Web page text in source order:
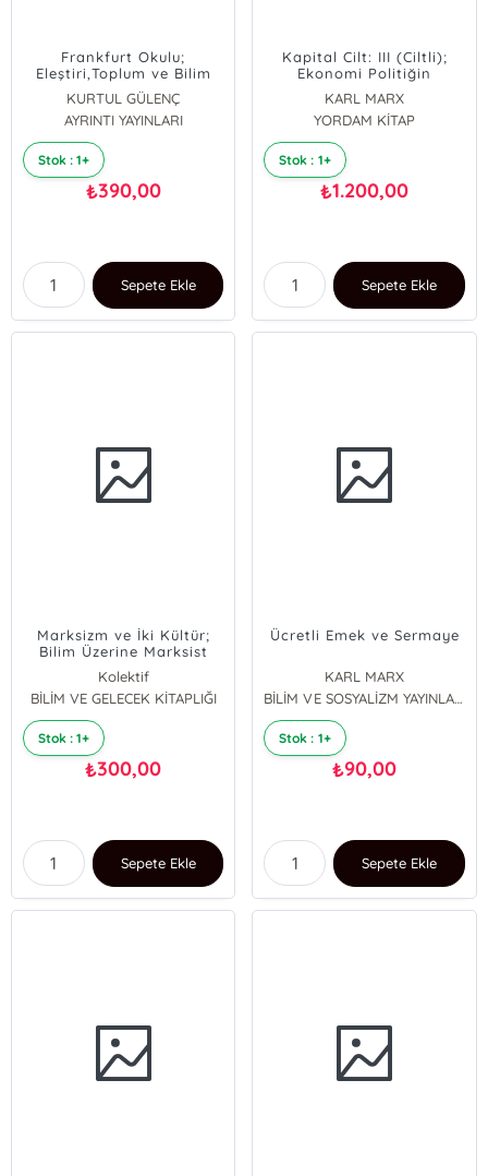
Frankfurt Okulu;
Eleştiri,Toplum ve Bilim
KURTUL GÜLENÇ
AYRINTI YAYINLARI
Stok : 1+
₺390,00
Sepete Ekle
Kapital Cilt: III (Ciltli);
Ekonomi Politiğin
KARL MARX
YORDAM KİTAP
Stok : 1+
₺1.200,00
Sepete Ekle
Marksizm ve İki Kültür;
Bilim Üzerine Marksist
Tartışmalar
Kolektif
BİLİM VE GELECEK KİTAPLIĞI
Stok : 1+
₺300,00
Sepete Ekle
Ücretli Emek ve Sermaye
KARL MARX
BİLİM VE SOSYALİZM YAYINLARI
Stok : 1+
₺90,00
Sepete Ekle